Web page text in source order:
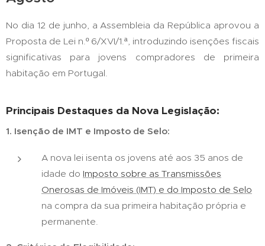
No dia 12 de junho, a Assembleia da República aprovou a
Proposta de Lei n.º 6/XVI/1.ª, introduzindo isenções fiscais
significativas para jovens compradores de primeira
habitação em Portugal.
Principais Destaques da Nova Legislação:
1. Isenção de IMT e Imposto de Selo:
A nova lei isenta os jovens até aos 35 anos de
idade do Imposto sobre as Transmissões
Onerosas de Imóveis (IMT) e do Imposto de Selo
na compra da sua primeira habitação própria e
permanente.